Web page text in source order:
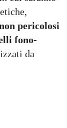
pericolosi
fono-
da